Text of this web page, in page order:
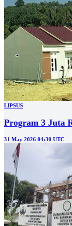
LIPSUS
Program 3 Juta
31 May 2026 04:30 UTC